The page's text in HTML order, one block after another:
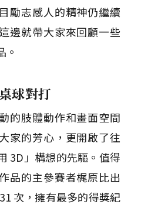
勵志感人的精神仍繼續
邊就帶大家來回顧一些
。
球對打
的肢體動作和畫面空間
家的芳心，更開啟了往
3D」構想的先驅。值得
品的主參賽者梶原比出
次，擁有最多的得獎紀